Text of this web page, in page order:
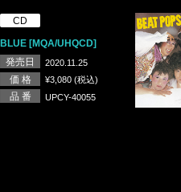
CD
BLUE [MQA/UHQCD]
発売日
2020.11.25
価 格 ¥3,080 (税込)
品 番 UPCY-40055